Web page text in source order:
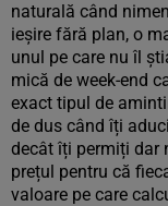
naturală când
ieșire fără plan, o
unul pe care nu îl
mică de week-end
exact tipul de
de dus când îți
decât îți permiți dar
prețul pentru că
valoare pe care